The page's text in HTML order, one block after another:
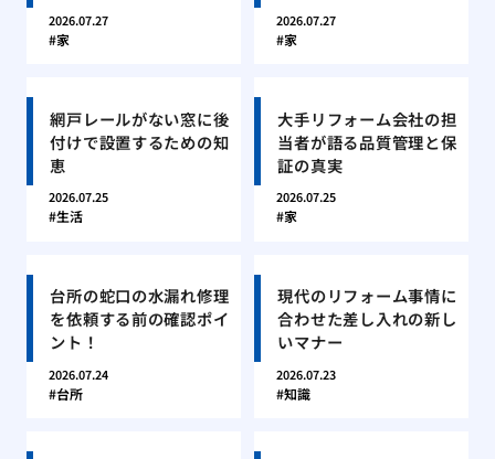
2026.07.27
家
2026.07.27
家
網戸レールがない窓に後
付けで設置するための知
恵
2026.07.25
生活
大手リフォーム会社の担
当者が語る品質管理と保
証の真実
2026.07.25
家
台所の蛇口の水漏れ修理
を依頼する前の確認ポイ
ント！
2026.07.24
台所
現代のリフォーム事情に
合わせた差し入れの新し
いマナー
2026.07.23
知識